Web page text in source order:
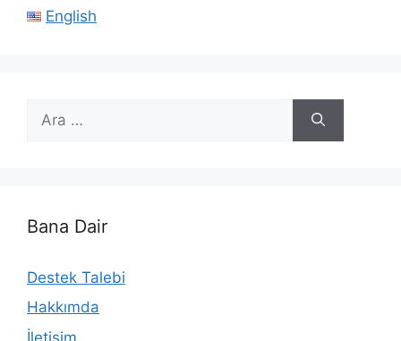
English
ara
Bana Dair
Destek Talebi
Hakkımda
İletişim